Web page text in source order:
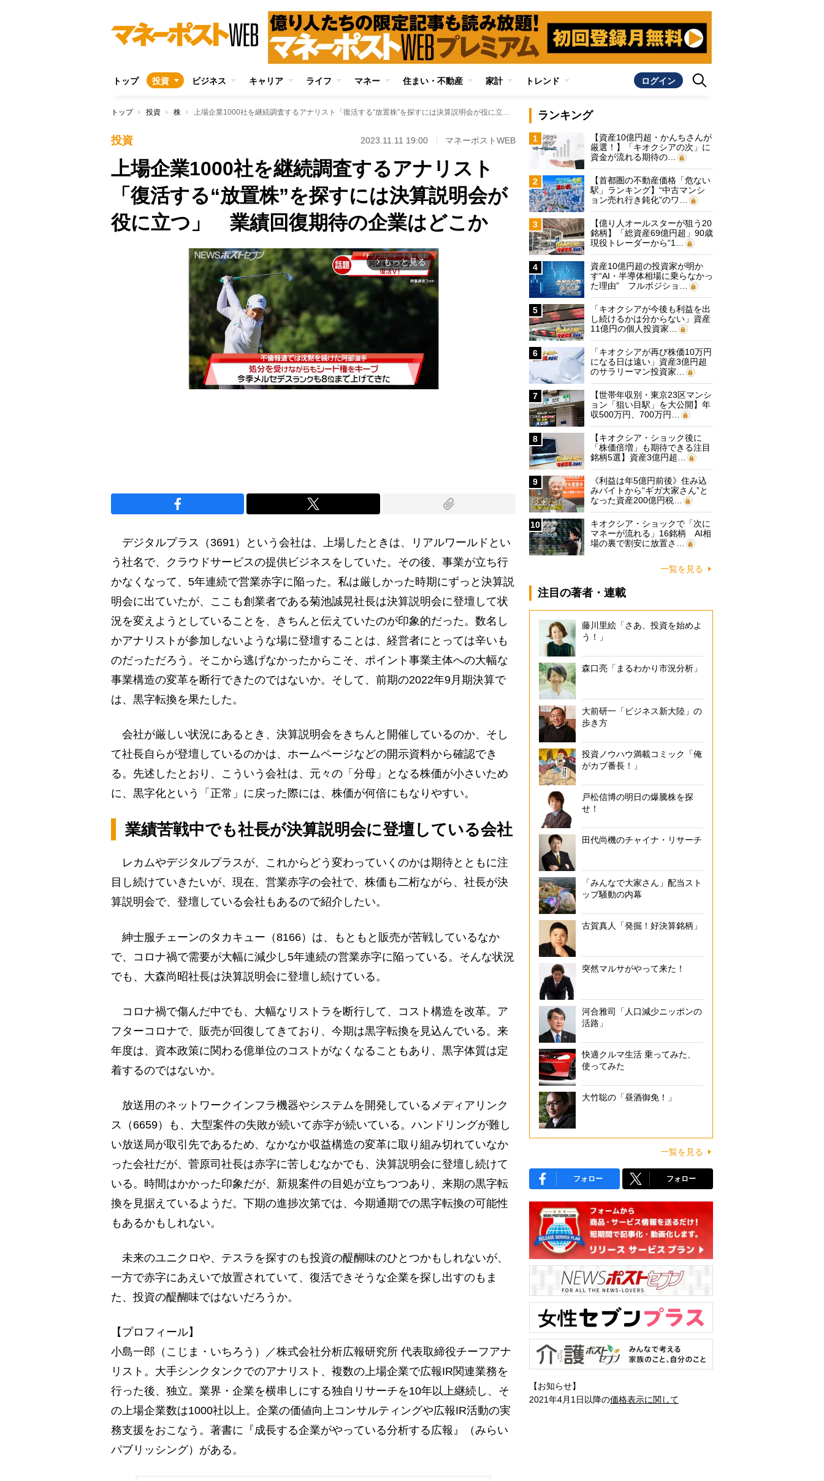
トップ 投資 ビジネス キャリア ライフ マネー 住まい・不動産 家計 トレンド ログイン
トップ 投資 株 上場企業1000社を継続調査するアナリスト「復活する“放置株”を探すには決算説明会が役に立つ」 業績回復期待の企業はどこか
投資 2023.11.11 19:00 マネーポストWEB
上場企業1000社を継続調査するアナリスト
「復活する“放置株”を探すには決算説明会が
役に立つ」 業績回復期待の企業はどこか
arrow_forward_ios もっと見る
デジタルプラス（3691）という会社は、上場したときは、リアルワールドとい
う社名で、クラウドサービスの提供ビジネスをしていた。その後、事業が立ち行
かなくなって、5年連続で営業赤字に陥った。私は厳しかった時期にずっと決算説
明会に出ていたが、ここも創業者である菊池誠晃社長は決算説明会に登壇して状
況を変えようとしていることを、きちんと伝えていたのが印象的だった。数名し
かアナリストが参加しないような場に登壇することは、経営者にとっては辛いも
のだっただろう。そこから逃げなかったからこそ、ポイント事業主体への大幅な
事業構造の変革を断行できたのではないか。そして、前期の2022年9月期決算で
は、黒字転換を果たした。
会社が厳しい状況にあるとき、決算説明会をきちんと開催しているのか、そし
て社長自らが登壇しているのかは、ホームページなどの開示資料から確認でき
る。先述したとおり、こういう会社は、元々の「分母」となる株価が小さいため
に、黒字化という「正常」に戻った際には、株価が何倍にもなりやすい。
業績苦戦中でも社長が決算説明会に登壇している会社
レカムやデジタルプラスが、これからどう変わっていくのかは期待とともに注
目し続けていきたいが、現在、営業赤字の会社で、株価も二桁ながら、社長が決
算説明会で、登壇している会社もあるので紹介したい。
紳士服チェーンのタカキュー（8166）は、もともと販売が苦戦しているなか
で、コロナ禍で需要が大幅に減少し5年連続の営業赤字に陥っている。そんな状況
でも、大森尚昭社長は決算説明会に登壇し続けている。
コロナ禍で傷んだ中でも、大幅なリストラを断行して、コスト構造を改革。ア
フターコロナで、販売が回復してきており、今期は黒字転換を見込んでいる。来
年度は、資本政策に関わる億単位のコストがなくなることもあり、黒字体質は定
着するのではないか。
放送用のネットワークインフラ機器やシステムを開発しているメディアリンク
ス（6659）も、大型案件の失敗が続いて赤字が続いている。ハンドリングが難し
い放送局が取引先であるため、なかなか収益構造の変革に取り組み切れていなか
った会社だが、菅原司社長は赤字に苦しむなかでも、決算説明会に登壇し続けて
いる。時間はかかった印象だが、新規案件の目処が立ちつつあり、来期の黒字転
換を見据えているようだ。下期の進捗次第では、今期通期での黒字転換の可能性
もあるかもしれない。
未来のユニクロや、テスラを探すのも投資の醍醐味のひとつかもしれないが、
一方で赤字にあえいで放置されていて、復活できそうな企業を探し出すのもま
た、投資の醍醐味ではないだろうか。
【プロフィール】
小島一郎（こじま・いちろう）／株式会社分析広報研究所 代表取締役チーフアナ
リスト。大手シンクタンクでのアナリスト、複数の上場企業で広報IR関連業務を
行った後、独立。業界・企業を横串しにする独自リサーチを10年以上継続し、そ
の上場企業数は1000社以上。企業の価値向上コンサルティングや広報IR活動の実
務支援をおこなう。著書に『成長する企業がやっている分析する広報』（みらい
パブリッシング）がある。
ランキング
1
【資産10億円超・かんちさんが
厳選！】「キオクシアの次」に
資金が流れる期待の…
2
【首都圏の不動産価格「危ない
駅」ランキング】“中古マンシ
ョン売れ行き鈍化”のワ…
3
【億り人オールスターが狙う20
銘柄】「総資産69億円超」90歳
現役トレーダーから“1…
4
資産10億円超の投資家が明か
す“AI・半導体相場に乗らなかっ
た理由” フルポジショ…
5
「キオクシアが今後も利益を出
し続けるかは分からない」資産
11億円の個人投資家…
6
「キオクシアが再び株価10万円
になる日は遠い」資産3億円超
のサラリーマン投資家…
7
【世帯年収別・東京23区マンシ
ョン「狙い目駅」を大公開】年
収500万円、700万円…
8
【キオクシア・ショック後に
「株価倍増」も期待できる注目
銘柄5選】資産3億円超…
9
《利益は年5億円前後》住み込
みバイトから“ギガ大家さん”と
なった資産200億円税…
10
キオクシア・ショックで「次に
マネーが流れる」16銘柄 AI相
場の裏で割安に放置さ…
一覧を見る
注目の著者・連載
藤川里絵「さあ、投資を始めよ
う！」
森口亮「まるわかり市況分析」
大前研一「ビジネス新大陸」の
歩き方
投資ノウハウ満載コミック「俺
がカブ番長！」
戸松信博の明日の爆騰株を探
せ！
田代尚機のチャイナ・リサーチ
「みんなで大家さん」配当スト
ップ騒動の内幕
古賀真人「発掘！好決算銘柄」
突然マルサがやって来た！
河合雅司「人口減少ニッポンの
活路」
快適クルマ生活 乗ってみた、
使ってみた
大竹聡の「昼酒御免！」
一覧を見る
フォロー フォロー
【お知らせ】
2021年4月1日以降の価格表示に関して